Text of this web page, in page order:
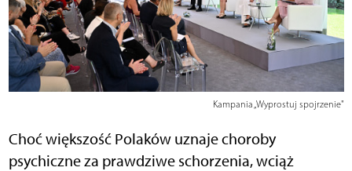
Kampania „Wyprostuj spojrzenie"
Choć większość Polaków uznaje choroby
psychiczne za prawdziwe schorzenia, wciąż